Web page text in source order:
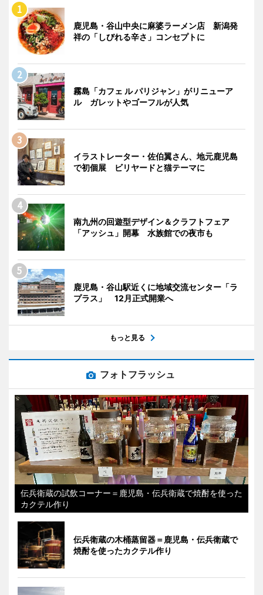
鹿児島・谷山中央に麻婆ラーメン店 新潟発
祥の「しびれる辛さ」コンセプトに
霧島「カフェ ル パリジャン」がリニューア
ル ガレットやゴーフルが人気
イラストレーター・佐伯翼さん、地元鹿児島
で初個展 ビリヤードと猫テーマに
南九州の回遊型デザイン＆クラフトフェア
「アッシュ」開幕 水族館での夜市も
鹿児島・谷山駅近くに地域交流センター「ラ
プラス」 12月正式開業へ
もっと見る
フォトフラッシュ
伝兵衛蔵の試飲コーナー＝鹿児島・伝兵衛蔵で焼酎を使った
カクテル作り
伝兵衛蔵の木桶蒸留器＝鹿児島・伝兵衛蔵で
焼酎を使ったカクテル作り